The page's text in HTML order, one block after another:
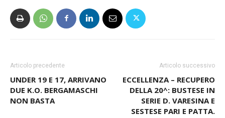
UNDER 19 E 17, ARRIVANO
DUE K.O. BERGAMASCHI
NON BASTA
ECCELLENZA – RECUPERO
DELLA 20^: BUSTESE IN
SERIE D. VARESINA E
SESTESE PARI E PATTA.
VERBANO PUNTO DALL’EX